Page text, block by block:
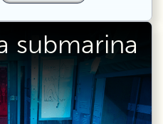
submarina